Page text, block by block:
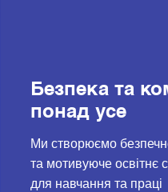
Безпека та
понад усе
Ми створюємо
та мотивуюче освітнє
для навчання та праці